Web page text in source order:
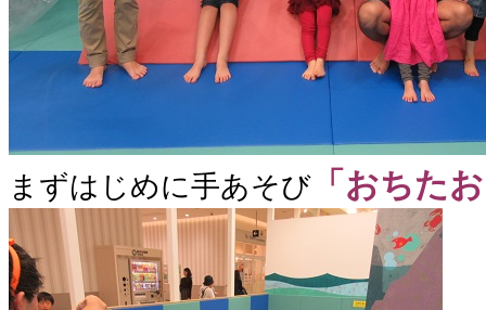
まずはじめに手あそび 「おちた